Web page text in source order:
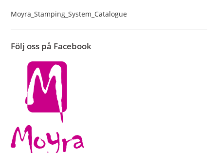
Moyra_Stamping_System_Catalogue
Följ oss på Facebook